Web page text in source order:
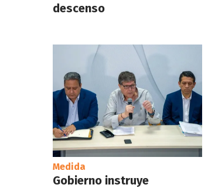
descenso
Medida
Gobierno instruye